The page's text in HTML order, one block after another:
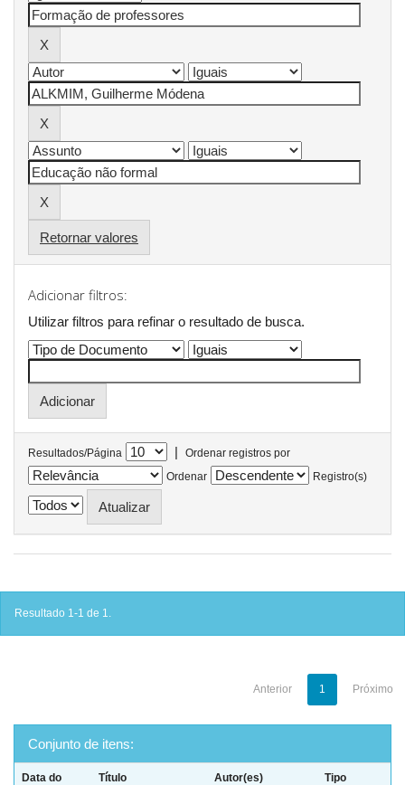
Retornar valores
Adicionar filtros:
Utilizar filtros para refinar o resultado de busca.
Resultados/Página |
Ordenar registros por
Ordenar
Registro(s)
Resultado 1-1 de 1.
Anterior 1 Próximo
Conjunto de itens:
Data do
Título Autor(es) Tipo